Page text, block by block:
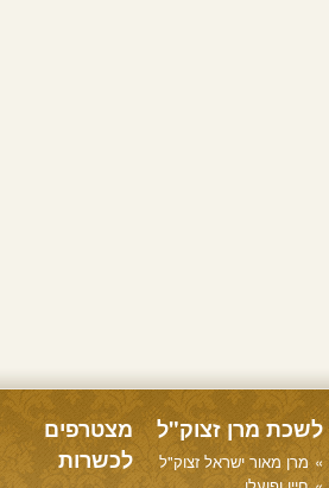
לשכת מרן זצוק"ל
מרן מאור ישראל זצוק"ל
מצטרפים
לכשרות